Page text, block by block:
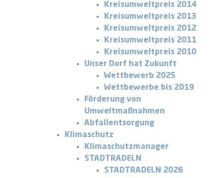
Kreisumweltpreis 2014
Kreisumweltpreis 2013
Kreisumweltpreis 2012
Kreisumweltpreis 2011
Kreisumweltpreis 2010
Unser Dorf hat Zukunft
Wettbewerb 2025
Wettbewerbe bis 2019
Förderung von
Umweltmaßnahmen
Abfallentsorgung
Klimaschutz
Klimaschutzmanager
STADTRADELN
STADTRADELN 2026